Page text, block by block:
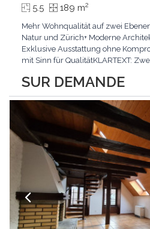
SUR DEMANDE
5.5 189 m2
Mehr Wohnqualität auf zwei
Natur und Zürich+ Moderne
Exklusive Ausstattung ohne
mit Sinn für QualitätKLARTEXT:
anrufen: +41 76 651 22 73